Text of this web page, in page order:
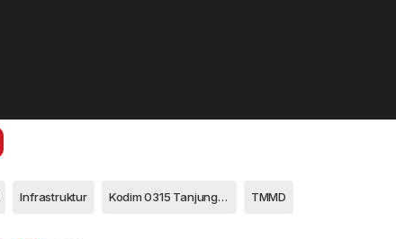
Infrastruktur Kodim 0315 Tanjungpinang TMMD